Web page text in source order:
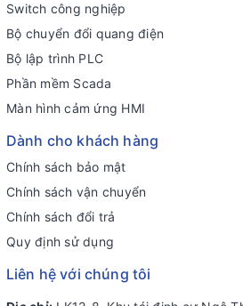
Switch công nghiệp
Bộ chuyển đổi quang điện
Bộ lập trình PLC
Phần mềm Scada
Màn hình cảm ứng HMI
Dành cho khách hàng
Chính sách bảo mật
Chính sách vận chuyển
Chính sách đổi trả
Quy định sử dụng
Liên hệ với chúng tôi